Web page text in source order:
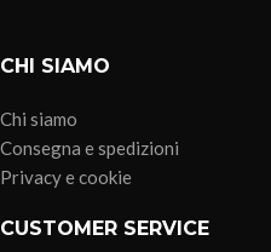
CHI SIAMO
Chi siamo
Consegna e spedizioni
Privacy e cookie
CUSTOMER SERVICE